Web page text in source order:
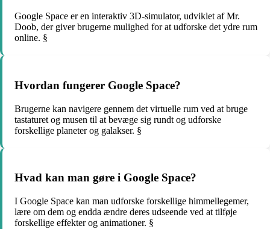
Google Space er en interaktiv 3D-simulator, udviklet af Mr.
Doob, der giver brugerne mulighed for at udforske det ydre rum
online. §
Hvordan fungerer Google Space?
Brugerne kan navigere gennem det virtuelle rum ved at bruge
tastaturet og musen til at bevæge sig rundt og udforske
forskellige planeter og galakser. §
Hvad kan man gøre i Google Space?
I Google Space kan man udforske forskellige himmellegemer,
lære om dem og endda ændre deres udseende ved at tilføje
forskellige effekter og animationer. §